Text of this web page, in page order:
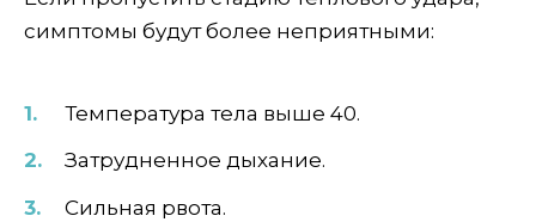
симптомы будут более неприятными:
Температура тела выше 40.
Затрудненное дыхание.
Сильная рвота.